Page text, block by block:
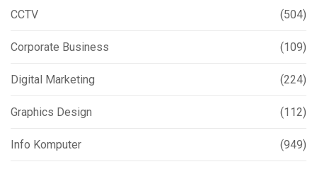
CCTV (504)
Corporate Business (109)
Digital Marketing (224)
Graphics Design (112)
Info Komputer (949)